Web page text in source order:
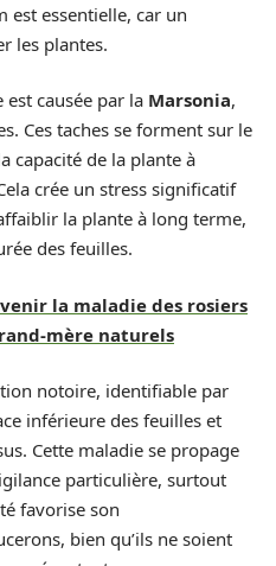
est essentielle, car un
les plantes.
causée par la Marsonia,
Ces taches se forment sur le
capacité de la plante à
crée un stress significatif
la plante à long terme,
des feuilles.
la maladie des rosiers
mère naturels
notoire, identifiable par
inférieure des feuilles et
Cette maladie se propage
particulière, surtout
favorise son
bien qu’ils ne soient